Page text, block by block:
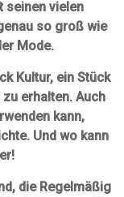
seinen vielen
so groß wie
Mode.
Kultur, ein Stück
erhalten. Auch
kann,
Und wo kann
die Regelmäßig